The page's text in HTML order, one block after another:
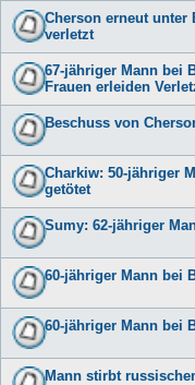
Cherson erneut unter
verletzt
67-jähriger Mann bei
Frauen erleiden
Beschuss von
Charkiw: 50-jähriger
getötet
Sumy: 62-jähriger
60-jähriger Mann bei
60-jähriger Mann bei
Mann stirbt